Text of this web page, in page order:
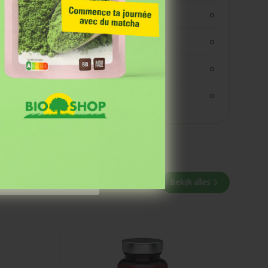
koolhydraaten suiker 0
vezels 0
eiwitten 0
0
Bekijk alles
à notre
événements et
quelque chose